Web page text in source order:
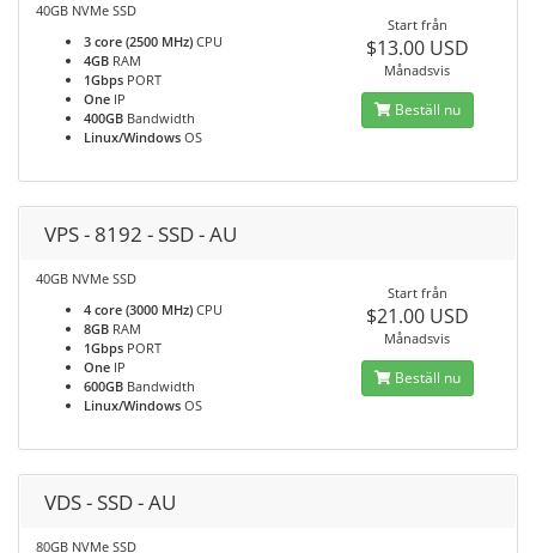
40GB NVMe SSD
3 core (2500 MHz) CPU
4GB RAM
1Gbps PORT
One IP
400GB Bandwidth
Linux/Windows OS
Start från
$13.00 USD
Månadsvis
Beställ nu
VPS - 8192 - SSD - AU
40GB NVMe SSD
4 core (3000 MHz) CPU
8GB RAM
1Gbps PORT
One IP
600GB Bandwidth
Linux/Windows OS
Start från
$21.00 USD
Månadsvis
Beställ nu
VDS - SSD - AU
80GB NVMe SSD